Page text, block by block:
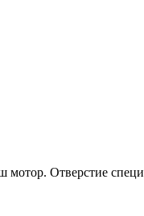
мотор. Отверстие